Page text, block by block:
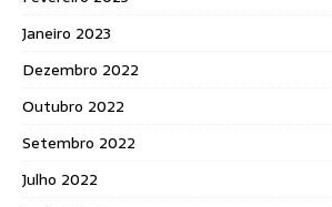
Janeiro 2023
Dezembro 2022
Outubro 2022
Setembro 2022
Julho 2022